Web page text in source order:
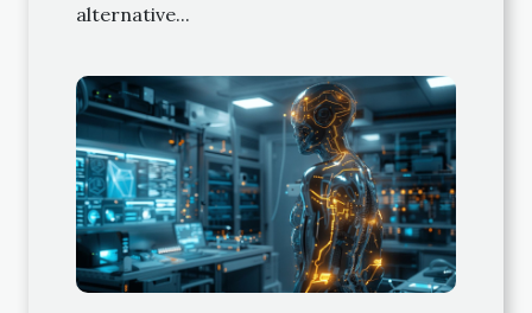
alternative...